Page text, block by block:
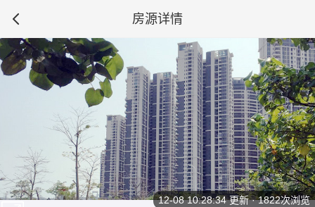
房源详情
12-08 10:28:34更新 · 1822次浏览